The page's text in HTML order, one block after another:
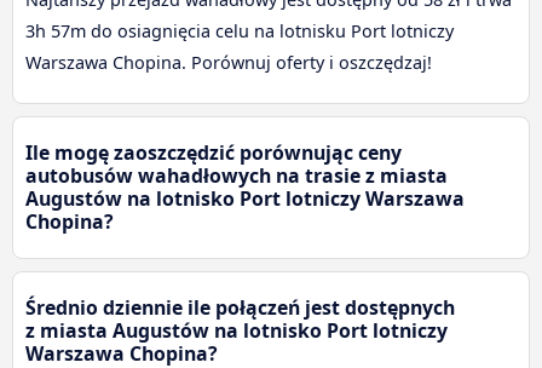
3h 57m do osiagnięcia celu na lotnisku Port lotniczy
Warszawa Chopina. Porównuj oferty i oszczędzaj!
Ile mogę zaoszczędzić porównując ceny
autobusów wahadłowych na trasie z miasta
Augustów na lotnisko Port lotniczy Warszawa
Chopina?
Średnio dziennie ile połączeń jest dostępnych
z miasta Augustów na lotnisko Port lotniczy
Warszawa Chopina?